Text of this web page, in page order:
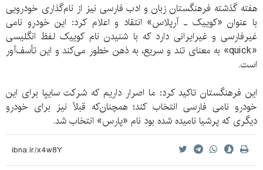
هفته گذشته فرهنگستان زبان و ادب فارسی نیز از نام‌گذاری خودرویی
با عنوان «کوییک ـ آرپلاس» انتقاد و اعلام کرد: این خودرو نامی
غیرفارسی و غیرایرانی دارد که با شنیدن نام کوییک لفظ انگلیسی
«quick» به معنای تند و سریع، به ذهن خطور می‌کند و این تأسف‌آور
است.
این فرهنگستان تاکید کرد: ما اصرار داریم که شرکت سایپا برای این
خودرو نامی فارسی انتخاب کند؛ همچنان‌که قبلاً نیز برای خودرو
دیگری که پرشیا نامیده شده بود نام «پارس» انتخاب شد.